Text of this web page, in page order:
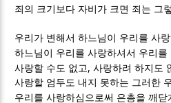
죄의 크기보다 자비가 크면 죄는 그
우리가 변해서 하느님이 우리를 사
하느님이 우리를 사랑하셔서 우리
사랑할 수도 없고 ,사랑하려 하지도
사랑할 엄두도 내지 못하는 그러한
우리를 사랑하심으로써 은총을 깨